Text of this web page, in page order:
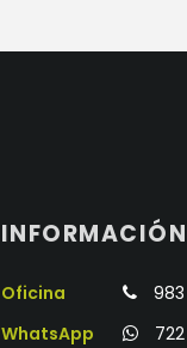
Oficina
WhatsApp